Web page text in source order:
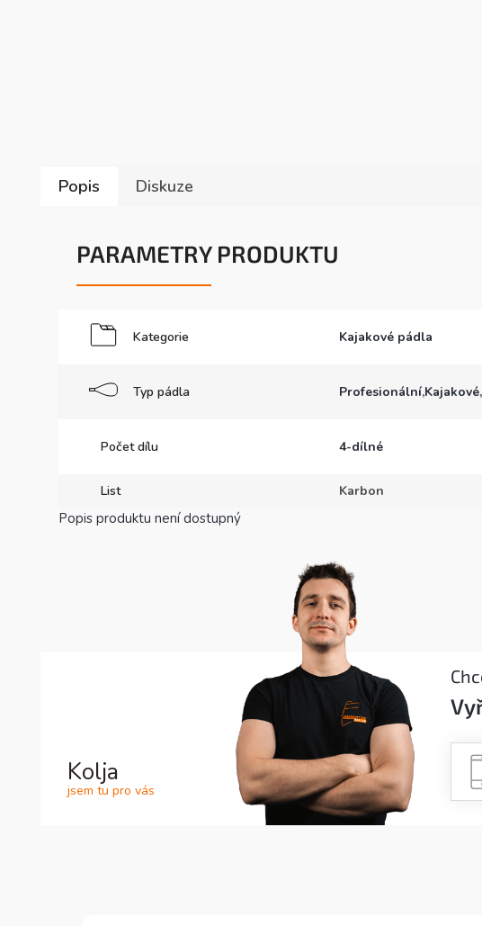
Popis Diskuze
Popis produktu není dostupný
PARAMETRY PRODUKTU
Kategorie Kajakové pádla
Typ pádla Profesionální,Kajakové,
Počet dílu 4-dílné
List Karbon
Kolja
jsem tu pro vás